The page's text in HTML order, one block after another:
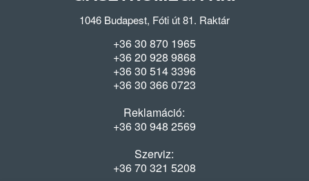
1046 Budapest, Fóti út 81. Raktár
+36 30 870 1965
+36 20 928 9868
+36 30 514 3396
+36 30 366 0723
Reklamáció:
+36 30 948 2569
Szerviz:
+36 70 321 5208